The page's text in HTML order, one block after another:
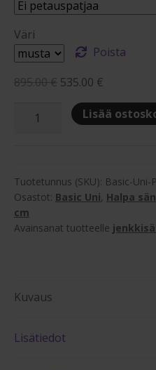
Väri
Poista
895.00€ Alkuperäinen
hinta
oli:
535.00 €
hinta
on:
Basic
Jenkkisänky
määrä
Lisää
Tuotetunnus (SKU): Basic-Uni-
Osastot: Basic Uni, Halpa
cm
Avainsanat tuotteelle
Kuvaus
Lisätiedot